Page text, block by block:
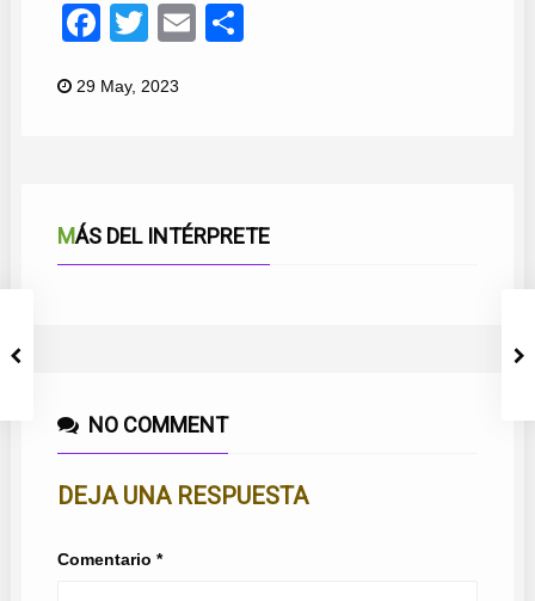
Facebook
TwitterEmail
29 May, 2023
MÁS DEL INTÉRPRETE
NO COMMENT
DEJA UNA RESPUESTA
Comentario *